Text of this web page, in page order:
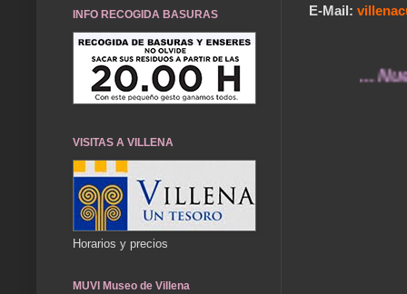
E-Mail:
... Nuestros
INFO RECOGIDA BASURAS
VISITAS A VILLENA
Horarios y precios
MUVI Museo de Villena